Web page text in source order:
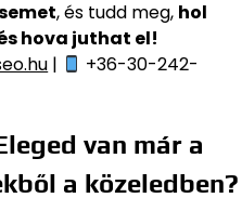
, és tudd meg, hol
hova juthat el!
|
+36-30-242-
van már a
a közeledben?